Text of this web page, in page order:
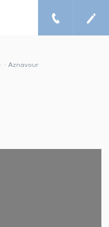
à domicile
- Aznavour